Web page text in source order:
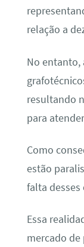
relação a
No entanto,
resultando
para
Como
estão
falta desses
Essa
mercado de